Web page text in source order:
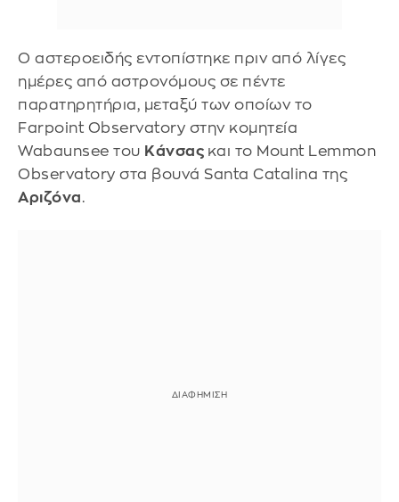
Ο αστεροειδής εντοπίστηκε πριν από λίγες
ημέρες από αστρονόμους σε πέντε
παρατηρητήρια, μεταξύ των οποίων το
Farpoint Observatory στην κομητεία
Wabaunsee του Κάνσας και το Mount Lemmon
Observatory στα βουνά Santa Catalina της
Αριζόνα.